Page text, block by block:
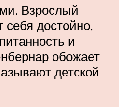
Взрослый
себя достойно,
и
обожает
детской